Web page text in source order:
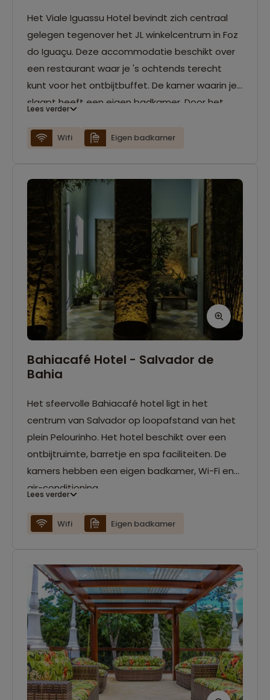
Het Viale Iguassu Hotel bevindt zich centraal
gelegen tegenover het JL winkelcentrum in Foz
do Iguaçu. Deze accommodatie beschikt over
een restaurant waar je 's ochtends terecht
kunt voor het ontbijtbuffet. De kamer waarin je
slaapt heeft een eigen badkamer. Door het
wifi.
Lees verder
Wifi Eigen badkamer
Bahiacafé Hotel - Salvador de
Bahia
Het sfeervolle Bahiacafé hotel ligt in het
centrum van Salvador op loopafstand van het
plein Pelourinho. Het hotel beschikt over een
ontbijtruimte, barretje en spa faciliteiten. De
kamers hebben een eigen badkamer, Wi-Fi en
air-conditioning.
Lees verder
Wifi Eigen badkamer